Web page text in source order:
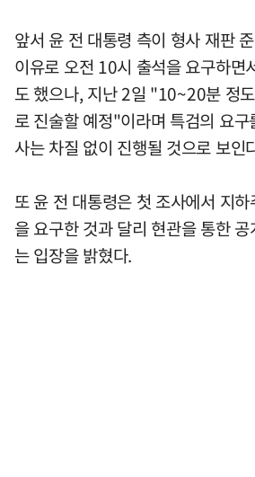
앞서 윤 전 대통령 측이 형사 재판
이유로 오전 10시 출석을 요구하면
도 했으나, 지난 2일 "10~20분 정
로 진술할 예정"이라며 특검의 요
사는 차질 없이 진행될 것으로 보인
또 윤 전 대통령은 첫 조사에서 지
을 요구한 것과 달리 현관을 통한
는 입장을 밝혔다.